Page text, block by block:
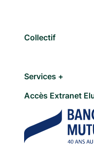
Collectif
Services +
Accès Extranet